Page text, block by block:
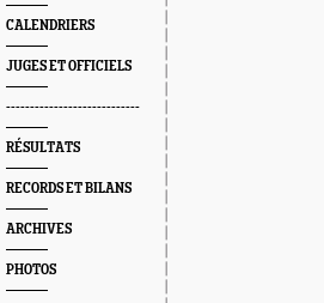
CALENDRIERS
JUGES ET OFFICIELS
----------------------------
RÉSULTATS
RECORDS ET BILANS
ARCHIVES
PHOTOS